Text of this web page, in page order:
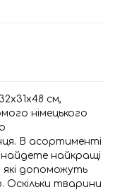
см,
німецького
В асортименті
найкращі
які допоможуть
Оскільки тварини